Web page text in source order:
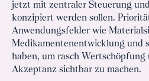
jetzt mit zentraler Steuerung
konzipiert werden sollen.
Anwendungsfelder wie
Medikamentenentwicklung und
haben, um rasch Wertschöpfung
Akzeptanz sichtbar zu machen.